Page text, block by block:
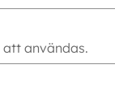
användas.